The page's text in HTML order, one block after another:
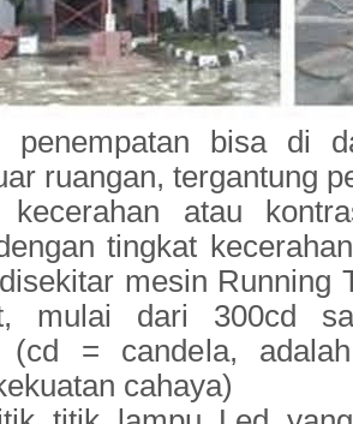
penempatan bisa di
ruangan, tergantung
kecerahan atau
tingkat
mesin Running
mulai dari 300cd
(cd = candela,
cahaya)